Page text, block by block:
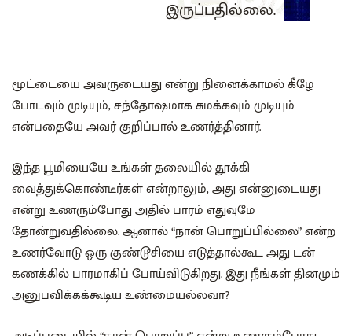
இருப்பதில்லை.
மூட்டையை அவருடையது என்று நினைக்காமல் கீழே
போடவும் முடியும், சந்தோஷமாக சுமக்கவும் முடியும்
என்பதையே அவர் குறிப்பால் உணர்த்தினார்.
இந்த பூமியையே உங்கள் தலையில் தூக்கி
வைத்துக்கொண்டீர்கள் என்றாலும், அது என்னுடையது
என்று உணரும்போது அதில் பாரம் எதுவுமே
தோன்றுவதில்லை. ஆனால் “நான் பொறுப்பில்லை” என்ற
உணர்வோடு ஒரு குண்டூசியை எடுத்தால்கூட அது டன்
கணக்கில் பாரமாகிப் போய்விடுகிறது. இது நீங்கள் தினமும்
அனுபவிக்கக்கூடிய உண்மையல்லவா?